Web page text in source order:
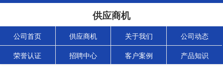
供应商机
公司首页 供应商机 关于我们 公司动态
荣誉认证 招聘中心 客户案例 产品知识